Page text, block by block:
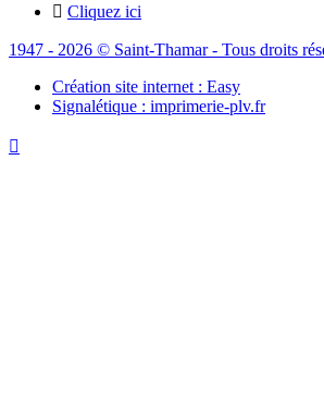
 Cliquez ici
1947 - 2026 © Saint-Thamar - Tous droits
Création site internet : Easy
Signalétique : imprimerie-plv.fr
